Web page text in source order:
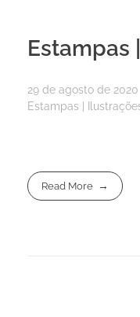
Estampas
29 de agosto de 2020
Estampas |
Read More